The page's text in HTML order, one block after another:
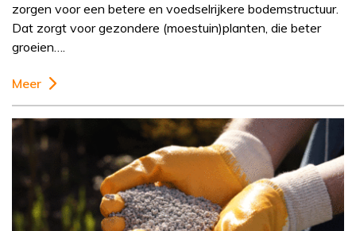
zorgen voor een betere en voedselrijkere bodemstructuur.
Dat zorgt voor gezondere (moestuin)planten, die beter
groeien….
Meer